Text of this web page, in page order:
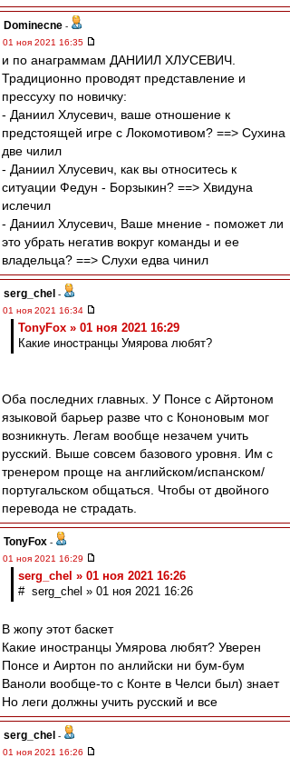
Dominecne -
01 ноя 2021 16:35
и по анаграммам ДАНИИЛ ХЛУСЕВИЧ.
Традиционно проводят представление и
прессуху по новичку:
- Даниил Хлусевич, ваше отношение к
предстоящей игре с Локомотивом? ==> Сухина
две чилил
- Даниил Хлусевич, как вы относитесь к
ситуации Федун - Борзыкин? ==> Хвидуна
ислечил
- Даниил Хлусевич, Ваше мнение - поможет ли
это убрать негатив вокруг команды и ее
владельца? ==> Слухи едва чинил
serg_chel -
01 ноя 2021 16:34
TonyFox » 01 ноя 2021 16:29
Какие иностранцы Умярова любят?
Оба последних главных. У Понсе с Айртоном
языковой барьер разве что с Кононовым мог
возникнуть. Легам вообще незачем учить
русский. Выше совсем базового уровня. Им с
тренером проще на английском/испанском/
португальском общаться. Чтобы от двойного
перевода не страдать.
TonyFox -
01 ноя 2021 16:29
serg_chel » 01 ноя 2021 16:26
# serg_chel » 01 ноя 2021 16:26
В жопу этот баскет
Какие иностранцы Умярова любят? Уверен
Понсе и Аиртон по анлийски ни бум-бум
Ваноли вообще-то с Конте в Челси был) знает
Но леги должны учить русский и все
serg_chel -
01 ноя 2021 16:26